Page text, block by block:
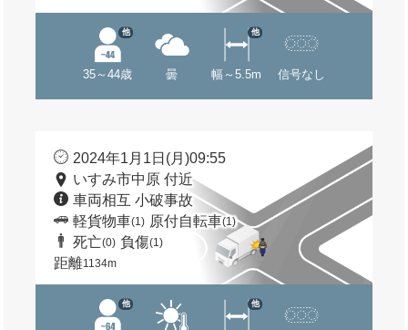
35～44歳
他
曇 幅～5.5m
他
信号なし
2024年1月1日(月)09:55
いすみ市中原 付近
車両相互 小破事故
軽貨物車(1) 原付自転車(1)
死亡(0) 負傷(1)
距離1134m
他 他